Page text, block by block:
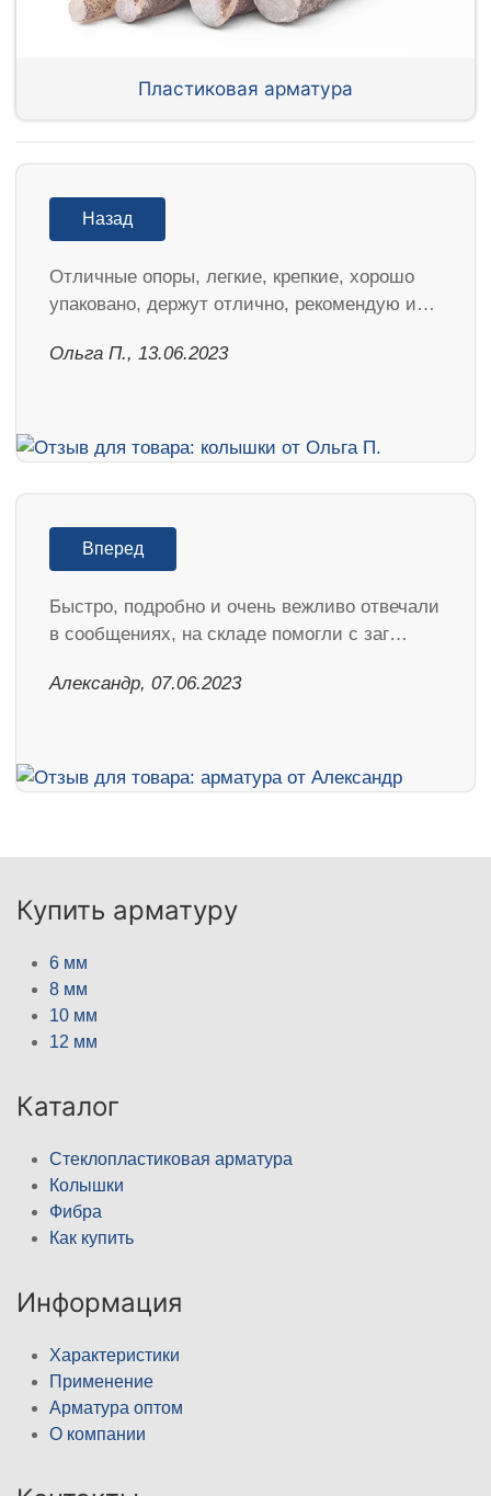
Пластиковая арматура
Назад
Отличные опоры, легкие, крепкие, хорошо
упаковано, держут отлично, рекомендую и…
Ольга П., 13.06.2023
Вперед
Быстро, подробно и очень вежливо отвечали
в сообщениях, на складе помогли с заг…
Александр, 07.06.2023
Купить арматуру
6 мм
8 мм
10 мм
12 мм
Каталог
Стеклопластиковая арматура
Колышки
Фибра
Как купить
Информация
Характеристики
Применение
Арматура оптом
О компании